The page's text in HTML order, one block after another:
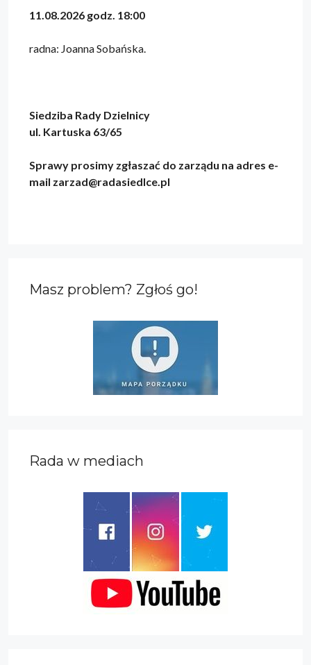
11.08.2026 godz. 18:00
radna: Joanna Sobańska.
Siedziba Rady Dzielnicy
ul. Kartuska 63/65
Sprawy prosimy zgłaszać do zarządu na adres e-
mail zarzad@radasiedlce.pl
Masz problem? Zgłoś go!
Rada w mediach